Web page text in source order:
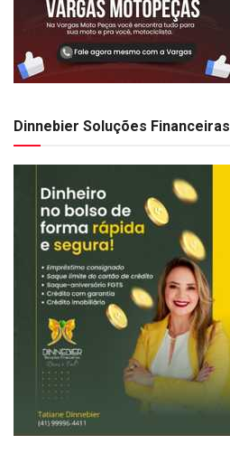
Dinnebier Soluções Financeiras